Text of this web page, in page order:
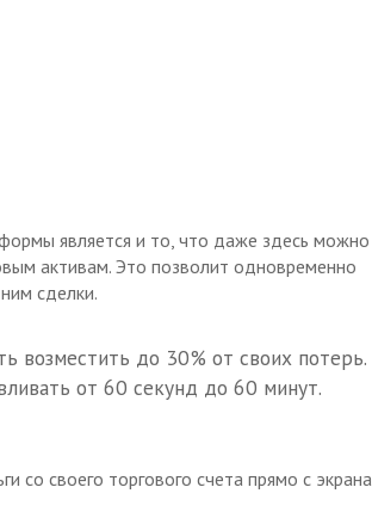
является и то, что даже здесь можно
активам. Это позволит одновременно
сделки.
возместить до 30% от своих потерь.
от 60 секунд до 60 минут.
со своего торгового счета прямо с экрана